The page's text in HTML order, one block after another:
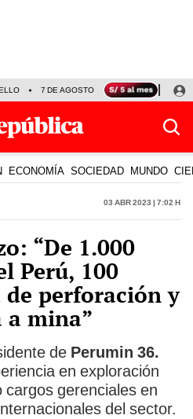
7 DE AGOSTO TINKA RESULTADOS
ECONOMÍA SOCIEDAD MUNDO
03 Abr 2023 | 7:02 h
“De 1.000
Perú, 100
de perforación y
a mina”
de Perumin 36.
en exploración
cargos gerenciales en
del sector.